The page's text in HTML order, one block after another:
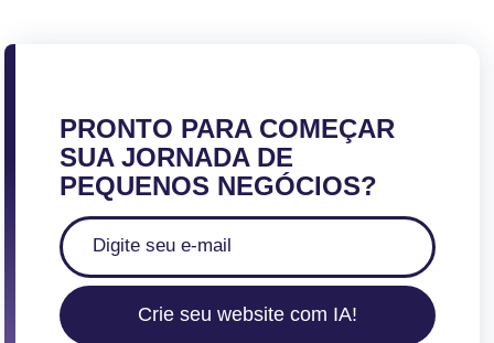
PRONTO PARA COMEÇAR
SUA JORNADA DE
PEQUENOS NEGÓCIOS?
Crie seu website com IA!